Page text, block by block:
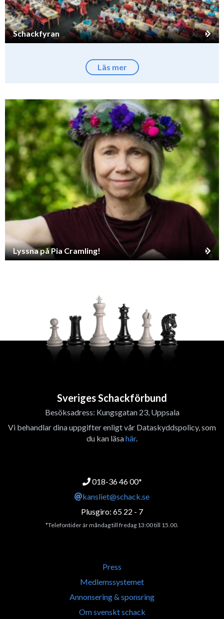
Schackfyran
Läs mer
Lyssna på Pia Cramling!
Sveriges Schackförbund
Besöksadress: Kungsgatan 23, Uppsala
Vi behandlar dina uppgifter enligt vår Dataskyddspolicy, som
du kan läsahär.
018-36 46 00*
kansliet@schack.se
Plusgiro: 65 22 - 7
*Telefontider är måndag till fredag 13:00 till 15.00.
Press
Medlemssystemet
Annonsering & sponsring
Om svenskt schack